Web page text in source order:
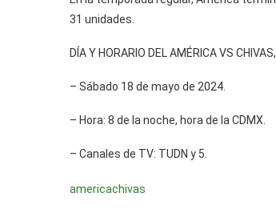
31 unidades.
DÍA Y HORARIO DEL AMÉRICA VS
– Sábado 18 de mayo de 2024.
– Hora: 8 de la noche, hora de la CDMX.
– Canales de TV: TUDN y 5.
americachivas